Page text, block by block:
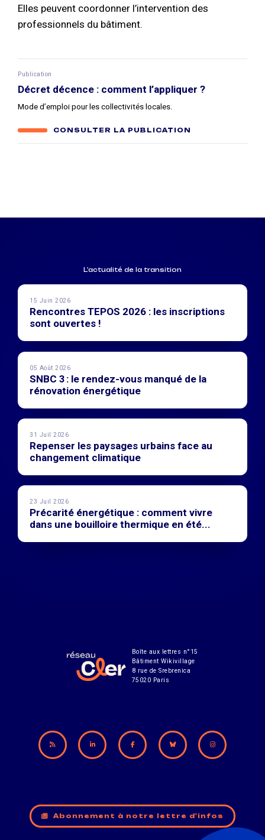
Elles peuvent coordonner l’intervention des
professionnels du bâtiment.
Publication
Décret décence : comment l’appliquer ?
Mode d’emploi pour les collectivités locales.
CONSULTER LA PUBLICATION
L'actualité de la transition
15 Juin 2026
Rencontres TEPOS 2026 : les inscriptions
sont ouvertes !
05 Août 2026
SNBC 3 : le rendez-vous manqué de la
rénovation énergétique
31 Juil 2026
Repenser les paysages urbains face au
changement climatique
23 Juil 2026
Précarité énergétique : comment vivre
dans une bouilloire thermique en été...
Boîte aux lettres n°15
Bâtiment Wikivillage
8 rue de Srebrenica
75020 Paris
Abonnement à notre lettre d'infos